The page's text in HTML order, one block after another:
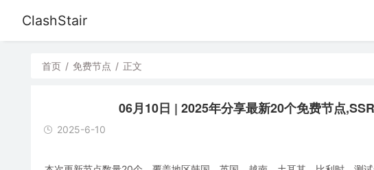
ClashStair
首页 / 免费节点 / 正文
06月10日 | 2025年分享最新20个免费节点
2025-6-10